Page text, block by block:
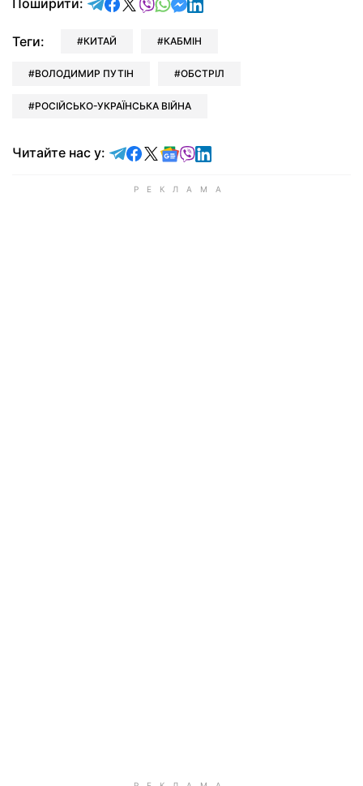
Поширити:
Теги: КИТАЙ КАБМІН
ВОЛОДИМИР ПУТІН ОБСТРІЛ
РОСІЙСЬКО-УКРАЇНСЬКА ВІЙНА
Читайте нас у: Читайте у Telegram
Читайте у Facebook
Читайте у X
Читайте у Google news
Читайте у Viber
Читайте у LinkedIn